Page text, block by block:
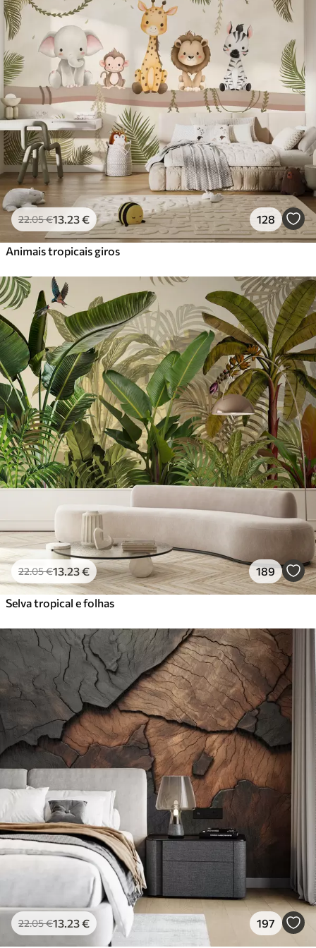
Standard
27.00 €/m²
Premium
56.6734.00€/m²
Vinil Premium
65.0039.00€/m²
Peel and Stick
81.6749.00€/m²
22.05€13 .23€ 128
Animais tropicais giros
22.05€13 .23€ 189
Selva tropical e folhas
22.05€13 .23€ 197